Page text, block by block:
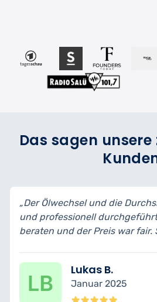
Das sagen
die Durchsicht wurden schnell
Ich wurde gut
war fair. Sehr zufrieden!“